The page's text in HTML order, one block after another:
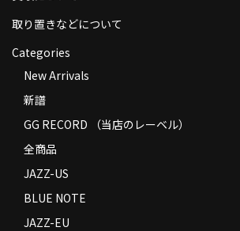
お支払い方法
コンディション
Privacy Policy
Contact
取り置きなどについて
Categories
New Arrivals
新譜
GG RECORD （当店のレーベル）
全商品
JAZZ-US
BLUE NOTE
JAZZ-EU